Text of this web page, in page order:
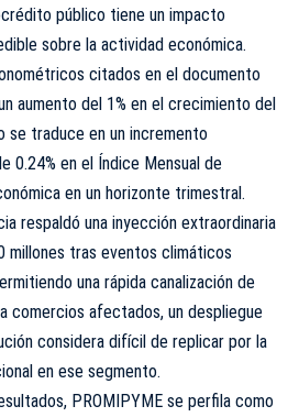
público tiene un impacto
sobre la actividad económica.
citados en el documento
aumento del 1% en el crecimiento del
se traduce en un incremento
0.24% en el Índice Mensual de
en un horizonte trimestral.
respaldó una inyección extraordinaria
millones tras eventos climáticos
una rápida canalización de
comercios afectados, un despliegue
considera difícil de replicar por la
en ese segmento.
PROMIPYME se perfila como